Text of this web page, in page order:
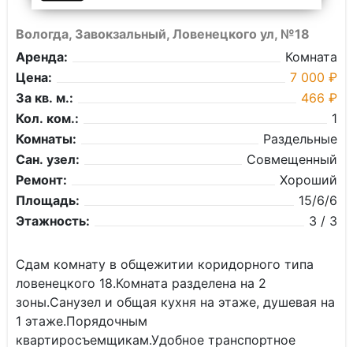
Вологда, Завокзальный, Ловенецкого ул, №18
Аренда:
Комната
Цена:
7 000 ₽
За кв. м.:
466 ₽
Кол. ком.:
1
Комнаты:
Раздельные
Сан. узел:
Совмещенный
Ремонт:
Хороший
Площадь:
15/6/6
Этажность:
3 / 3
Сдам комнату в общежитии коридорного типа
ловенецкого 18.Комната разделена на 2
зоны.Санузел и общая кухня на этаже, душевая на
1 этаже.Порядочным
квартиросъемщикам.Удобное транспортное